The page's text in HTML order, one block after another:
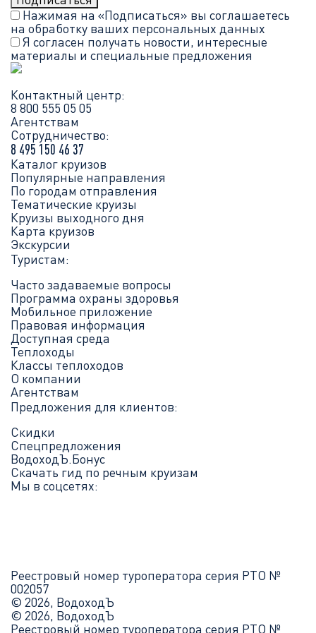
Нажимая на «Подписаться» вы соглашаетесь
на обработку ваших персональных данных
Я согласен получать новости, интересные
материалы и специальные предложения
Контактный центр:
8 800 555 05 05
Агентствам
Сотрудничество:
8 495 150 46 37
Каталог круизов
Популярные направления
По городам отправления
Тематические круизы
Круизы выходного дня
Карта круизов
Экскурсии
Туристам:
Часто задаваемые вопросы
Программа охраны здоровья
Мобильное приложение
Правовая информация
Доступная среда
Теплоходы
Классы теплоходов
О компании
Агентствам
Предложения для клиентов:
Скидки
Спецпредложения
ВодоходЪ.Бонус
Скачать гид по речным круизам
Мы в соцсетях:
Реестровый номер туроператора серия РТО №
002057
© 2026, ВодоходЪ
© 2026, ВодоходЪ
Реестровый номер туроператора серия РТО №